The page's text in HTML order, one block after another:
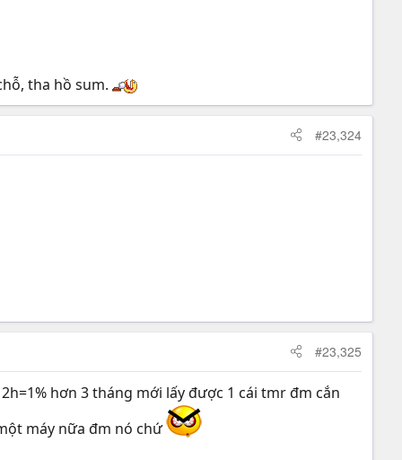
tha hồ sum.
#23,324
#23,325
hơn 3 tháng mới lấy được 1 cái tmr đm cắn
máy nữa đm nó chứ